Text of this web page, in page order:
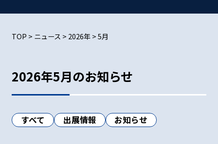
TOP > ニュース > 2026年>5月
2026年5月のお知らせ
すべて 出展情報 お知らせ